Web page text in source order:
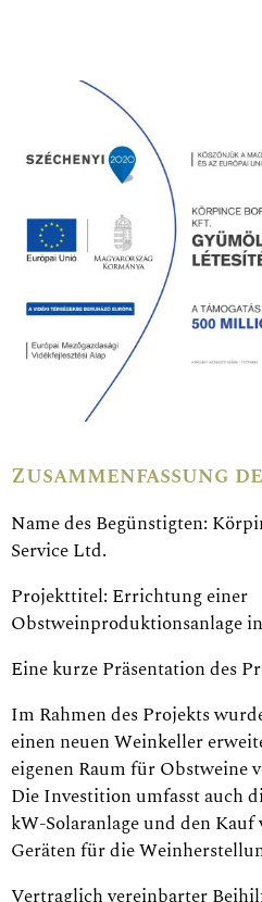
Zusammenfassung
Name des Begünstigten:
Service Ltd.
Projekttitel: Errichtung einer
Obstweinproduktionsanlage
Eine kurze Präsentation des
Im Rahmen des Projekts
einen neuen Weinkeller
eigenen Raum für Obstweine
Die Investition umfasst auch
kW-Solaranlage und den
Geräten für die